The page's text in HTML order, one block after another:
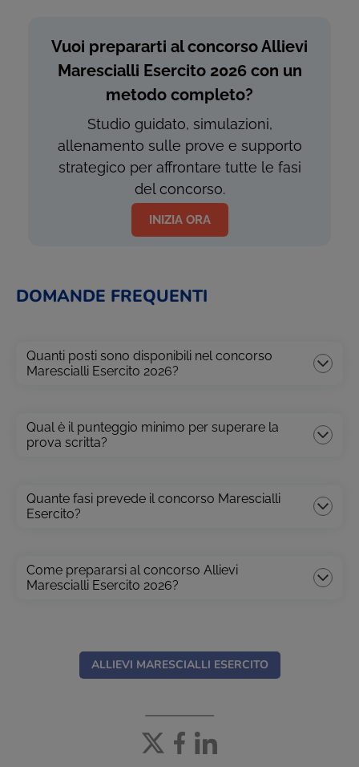
Vuoi prepararti al concorso Allievi
Marescialli Esercito 2026 con un
metodo completo?
Studio guidato, simulazioni,
allenamento sulle prove e supporto
strategico per affrontare tutte le fasi
del concorso.
INIZIA ORA
DOMANDE FREQUENTI
Quanti posti sono disponibili nel concorso
Marescialli Esercito 2026?
Qual è il punteggio minimo per superare la
prova scritta?
Quante fasi prevede il concorso Marescialli
Esercito?
Come prepararsi al concorso Allievi
Marescialli Esercito 2026?
ALLIEVI MARESCIALLI ESERCITO